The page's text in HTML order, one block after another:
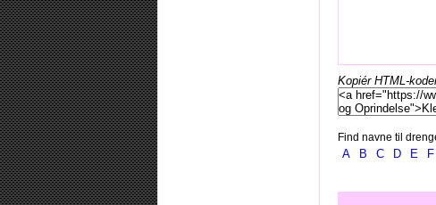
Kopiér HTML-
Find navne til
A B C D E F